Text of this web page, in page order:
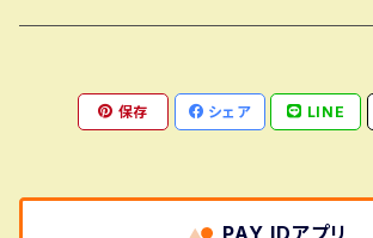
保存 シェア LINE
PAY IDアプリ